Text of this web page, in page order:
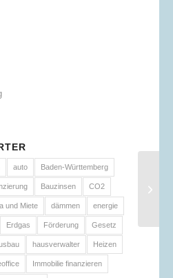
auto Baden-Württemberg
Bauzinsen CO2
und Miete dämmen energie
Erdgas Förderung Gesetz
hausverwalter Heizen
Immobilie finanzieren